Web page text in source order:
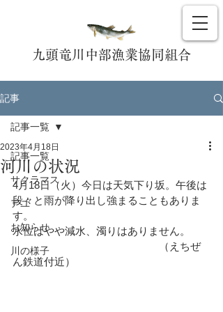
九頭竜川中部漁業協同組合
記事
記事一覧
サクラマス
アユ
お知らせ
川の様子
記事一覧
河川の状況
2023年4月18日
4月18日（火）今日は天気下り坂。午後は
段々と雨が降り出し強まることもありま
す。
水位はやや減水、濁りはありません。
（えちぜ
ん鉄道付近）